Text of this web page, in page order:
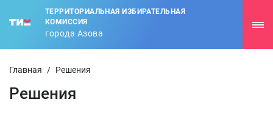
ТЕРРИТОРИАЛЬНАЯ ИЗБИРАТЕЛЬНАЯ
КОМИССИЯ
города Азова
Главная / Решения
Решения